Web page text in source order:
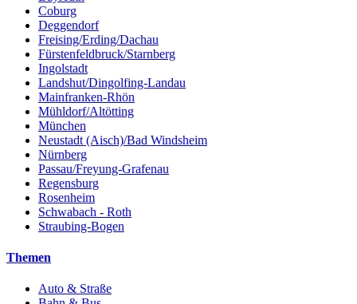
Coburg
Deggendorf
Freising/Erding/Dachau
Fürstenfeldbruck/Starnberg
Ingolstadt
Landshut/Dingolfing-Landau
Mainfranken-Rhön
Mühldorf/Altötting
München
Neustadt (Aisch)/Bad Windsheim
Nürnberg
Passau/Freyung-Grafenau
Regensburg
Rosenheim
Schwabach - Roth
Straubing-Bogen
Themen
Auto & Straße